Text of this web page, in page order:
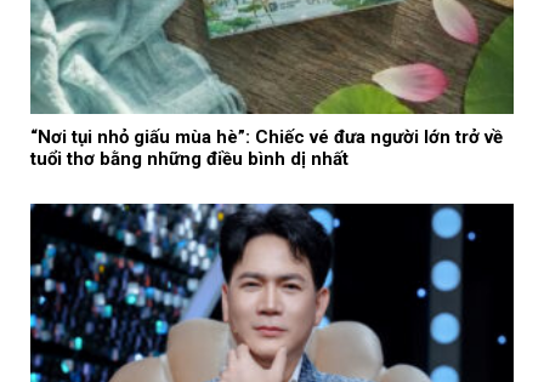
“Nơi tụi nhỏ giấu mùa hè”: Chiếc vé đưa người lớn trở về
tuổi thơ bằng những điều bình dị nhất